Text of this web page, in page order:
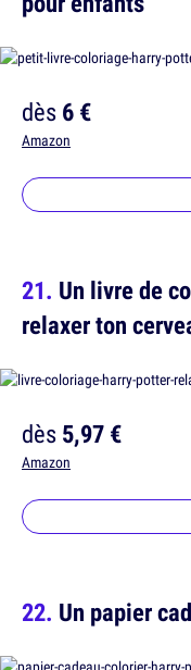
dès6 €
Amazon
Un livre de
relaxer ton
dès5,97 €
Amazon
Un papier